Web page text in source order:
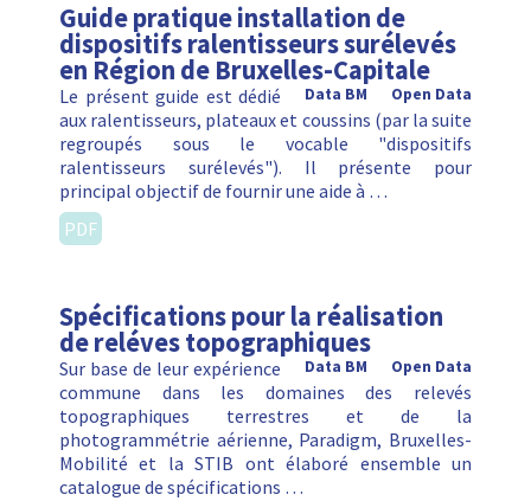
Guide pratique installation de
dispositifs ralentisseurs surélevés
en Région de Bruxelles-Capitale
Open Data
Data BM
Le présent guide est dédié
aux ralentisseurs, plateaux et coussins (par la suite
regroupés sous le vocable "dispositifs
ralentisseurs surélevés"). Il présente pour
principal objectif de fournir une aide à …
PDF
Spécifications pour la réalisation
de reléves topographiques
Open Data
Data BM
Sur base de leur expérience
commune dans les domaines des relevés
topographiques terrestres et de la
photogrammétrie aérienne, Paradigm, Bruxelles-
Mobilité et la STIB ont élaboré ensemble un
catalogue de spécifications …